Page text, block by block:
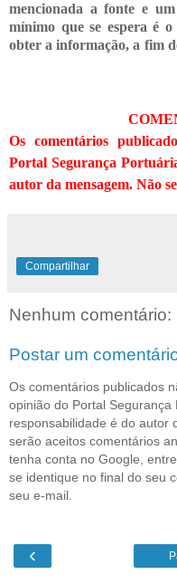
mencionada a fonte e
mínimo que se espera é
obter a informação, a fim
Os comentários
Portal Segurança
autor da mensagem. Não
Compartilhar
Nenhum comentário:
Postar um
Os comentários publicados
opinião do Portal Segurança
responsabilidade é do autor
serão aceitos comentários
tenha conta no Google,
se identique no final do seu
seu e-mail.
‹